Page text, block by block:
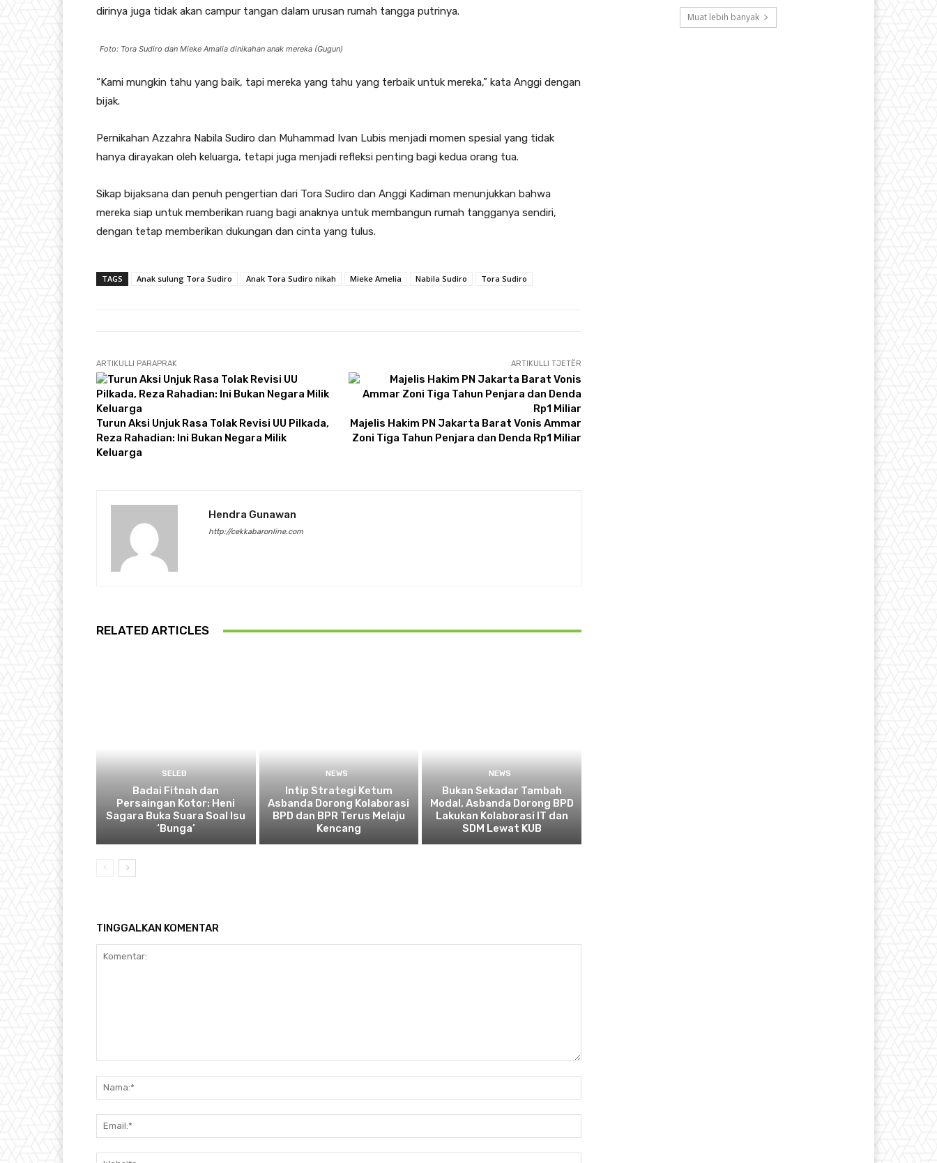
dirinya juga tidak akan campur tangan dalam urusan rumah tangga putrinya.
Foto: Tora Sudiro dan Mieke Amalia dinikahan anak mereka (Gugun)
“Kami mungkin tahu yang baik, tapi mereka yang tahu yang terbaik untuk mereka,” kata Anggi dengan
bijak.
Pernikahan Azzahra Nabila Sudiro dan Muhammad Ivan Lubis menjadi momen spesial yang tidak
hanya dirayakan oleh keluarga, tetapi juga menjadi refleksi penting bagi kedua orang tua.
Sikap bijaksana dan penuh pengertian dari Tora Sudiro dan Anggi Kadiman menunjukkan bahwa
mereka siap untuk memberikan ruang bagi anaknya untuk membangun rumah tangganya sendiri,
dengan tetap memberikan dukungan dan cinta yang tulus.
TAGS Anak sulung Tora Sudiro Anak Tora Sudiro nikah Mieke Amelia Nabila Sudiro Tora Sudiro
ARTIKULLI PARAPRAK
Turun Aksi Unjuk Rasa Tolak Revisi UU Pilkada,
Reza Rahadian: Ini Bukan Negara Milik
Keluarga
ARTIKULLI TJETËR
Majelis Hakim PN Jakarta Barat Vonis Ammar
Zoni Tiga Tahun Penjara dan Denda Rp1 Miliar
Hendra Gunawan
http://cekkabaronline.com
RELATED ARTICLES
SELEB
Badai Fitnah dan
Persaingan Kotor: Heni
Sagara Buka Suara Soal Isu
‘Bunga’
NEWS
Intip Strategi Ketum
Asbanda Dorong Kolaborasi
BPD dan BPR Terus Melaju
Kencang
NEWS
Bukan Sekadar Tambah
Modal, Asbanda Dorong BPD
Lakukan Kolaborasi IT dan
SDM Lewat KUB
TINGGALKAN KOMENTAR
Muat lebih banyak